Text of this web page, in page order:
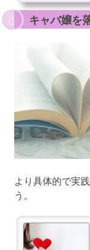
キャバ嬢を
より具体的で実
う。